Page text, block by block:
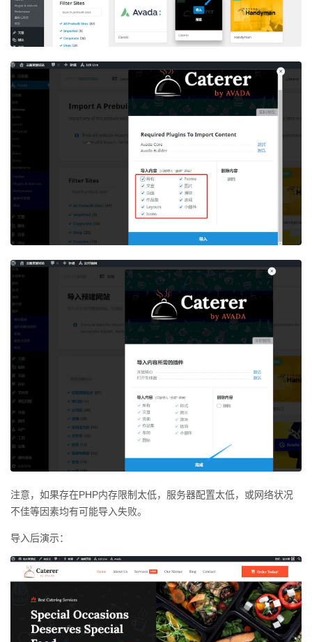
注意，如果存在PHP内存限制太低，服务器配置太低，或网络状况
不佳等因素均有可能导入失败。
导入后演示：